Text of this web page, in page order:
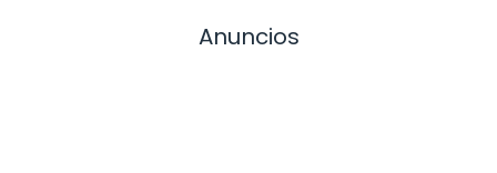
Anuncios